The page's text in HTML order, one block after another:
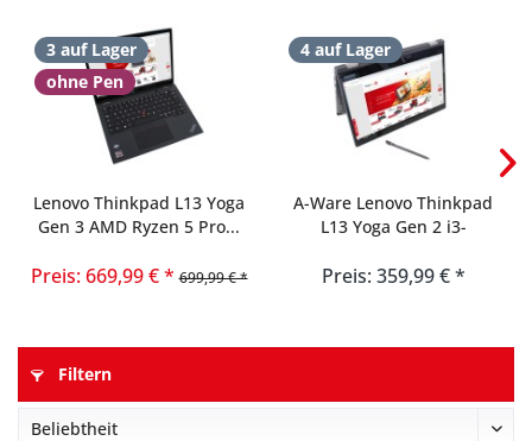
3 auf Lager
ohne Pen
Lenovo Thinkpad L13 Yoga
Gen 3 AMD Ryzen 5 Pro...
Preis: 669,99 € * 699,99 € *
4 auf Lager
A-Ware Lenovo Thinkpad
L13 Yoga Gen 2 i3-
Preis: 359,99 € *
Filtern